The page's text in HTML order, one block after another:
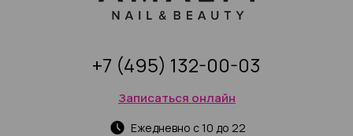
Ежедневно с 10 до 22
Записаться онлайн
+7 (495) 132-00-03